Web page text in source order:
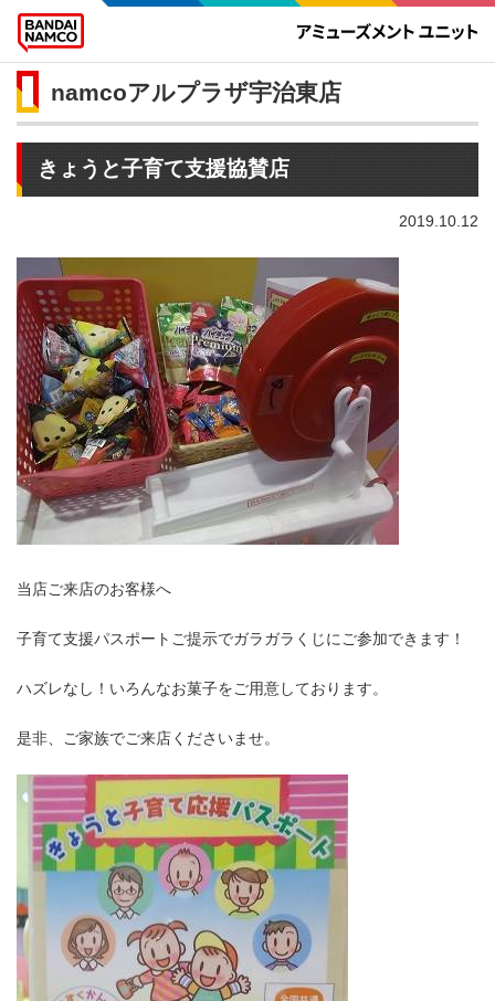
namcoアルプラザ宇治東店
きょうと子育て支援協賛店
2019.10.12
当店ご来店のお客様へ
子育て支援パスポートご提示でガラガラくじにご参加できます！
ハズレなし！いろんなお菓子をご用意しております。
是非、ご家族でご来店くださいませ。